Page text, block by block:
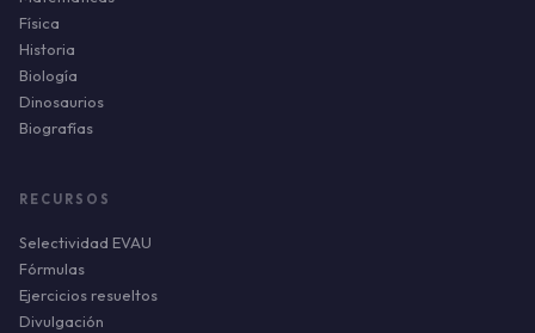
Física
Historia
Biología
Dinosaurios
Biografías
RECURSOS
Selectividad EVAU
Fórmulas
Ejercicios resueltos
Divulgación